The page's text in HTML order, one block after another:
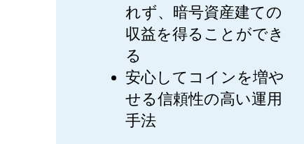
れず、暗号資産建ての
収益を得ることができ
る
安心してコインを増や
せる信頼性の高い運用
手法